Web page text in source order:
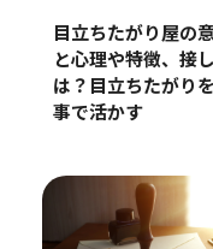
目立ちたがり屋の
と心理や特徴、接
は？目立ちたがり
事で活かす